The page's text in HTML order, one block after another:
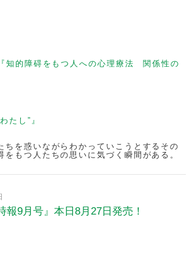
『知的障碍をもつ人への心理療法 関係性の
たし”』
ちを惑いながらわかっていこうとするその
をもつ人たちの思いに気づく瞬間がある。
報9月号』本日8月27日発売！